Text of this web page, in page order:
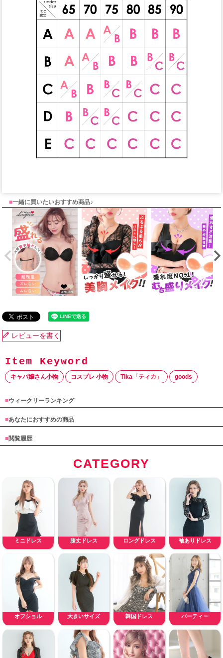
■一緒に買いたいおすすめ商品♪
レビューを書く
キャバ嬢さん小物 コスプレ 小物 Tika「ティカ」 goods
■ウィークリーランキング
■あなたにおすすめの商品
■閲覧履歴
CATEGORY
ミニドレス 膝丈ドレス ロングドレス 袖ありドレス
オフショル 大きいサイズ 韓国ドレス パーティー